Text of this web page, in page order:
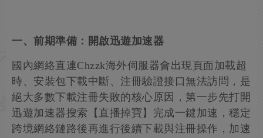
一、前期準備：開啟迅遊加速器
國內網絡直連Chzzk海外伺服器會出現頁面加載超
時、安裝包下載中斷、注冊驗證接口無法訪問，是
絕大多數下載注冊失敗的核心原因，第一步先打開
迅遊加速器搜索【直播掉寶】完成一鍵加速，穩定
跨境網絡鏈路後再進行後續下載與注冊操作，加速